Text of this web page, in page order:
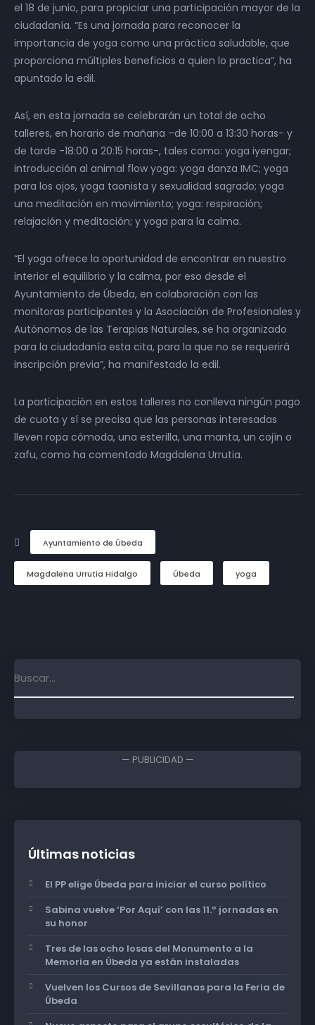
el 18 de junio, para propiciar una participación mayor de la
ciudadanía. “Es una jornada para reconocer la
importancia de yoga como una práctica saludable, que
proporciona múltiples beneficios a quien lo practica”, ha
apuntado la edil.
Así, en esta jornada se celebrarán un total de ocho
talleres, en horario de mañana –de 10:00 a 13:30 horas- y
de tarde -18:00 a 20:15 horas-, tales como: yoga iyengar;
introducción al animal flow yoga: yoga danza IMC; yoga
para los ojos, yoga taonista y sexualidad sagrado; yoga
una meditación en movimiento; yoga: respiración;
relajación y meditación; y yoga para la calma.
“El yoga ofrece la oportunidad de encontrar en nuestro
interior el equilibrio y la calma, por eso desde el
Ayuntamiento de Úbeda, en colaboración con las
monitoras participantes y la Asociación de Profesionales y
Autónomos de las Terapias Naturales, se ha organizado
para la ciudadanía esta cita, para la que no se requerirá
inscripción previa”, ha manifestado la edil.
La participación en estos talleres no conlleva ningún pago
de cuota y sí se precisa que las personas interesadas
lleven ropa cómoda, una esterilla, una manta, un cojín o
zafu, como ha comentado Magdalena Urrutia.
Ayuntamiento de Úbeda
Magdalena Urrutia Hidalgo Úbeda yoga
— PUBLICIDAD —
Últimas noticias
El PP elige Úbeda para iniciar el curso político
Sabina vuelve ‘Por Aquí’ con las 11.º jornadas en
su honor
Tres de las ocho losas del Monumento a la
Memoria en Úbeda ya están instaladas
Vuelven los Cursos de Sevillanas para la Feria de
Úbeda